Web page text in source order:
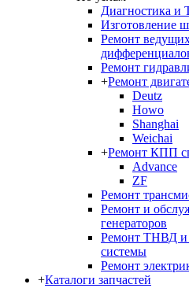
Диагностика и
Изготовление
Ремонт
Ремонт
+Ремонт
Deutz
Howo
Shanghai
Weichai
+Ремонт КПП
Advance
ZF
Ремонт
Ремонт и
генераторов
Ремонт ТНВД и
системы
Ремонт
+Каталоги запчастей